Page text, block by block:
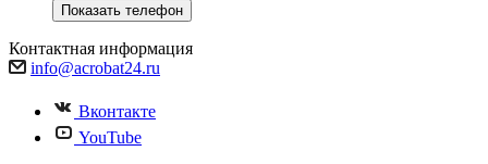
Показать телефон
Контактная информация
info@acrobat24.ru
Вконтакте
YouTube